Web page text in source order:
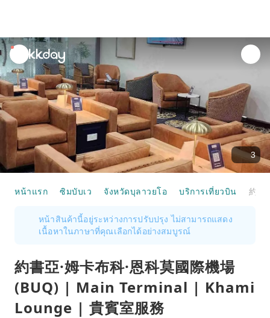
unread
notifications
3
หน้าแรก ซิมบับเว จังหวัดบุลาวยโอ บริการเที่ยวบิน
หน้าสินค้านี้อยู่ระหว่างการปรับปรุง ไม่สามารถแสดง
เนื้อหาในภาษาที่คุณเลือกได้อย่างสมบูรณ์
約書亞·姆卡布科·恩科莫國際機場
(BUQ) | Main Terminal | Khami
Lounge | 貴賓室服務